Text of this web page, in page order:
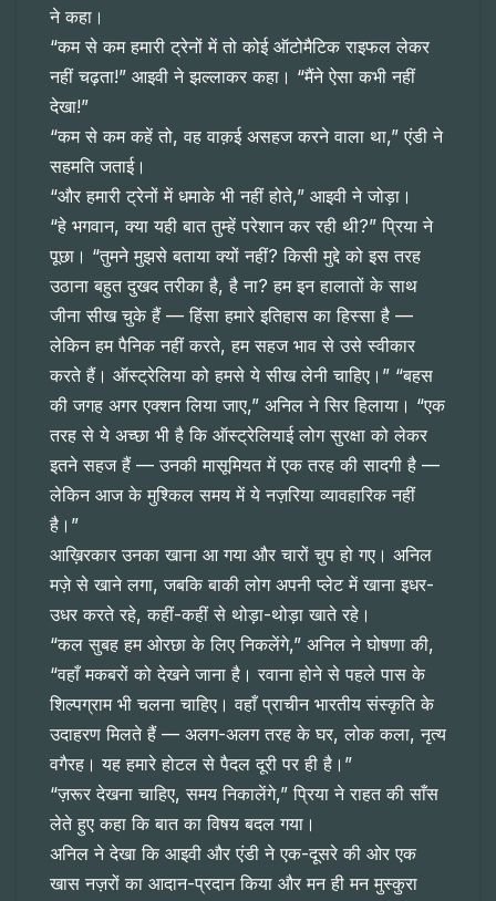
ने कहा।
“कम से कम हमारी ट्रेनों में तो कोई ऑटोमैटिक राइफल लेकर
नहीं चढ़ता!” आइवी ने झल्लाकर कहा। “मैंने ऐसा कभी नहीं
देखा!”
“कम से कम कहें तो, वह वाक़ई असहज करने वाला था,” एंडी ने
सहमति जताई।
“और हमारी ट्रेनों में धमाके भी नहीं होते,” आइवी ने जोड़ा।
“हे भगवान, क्या यही बात तुम्हें परेशान कर रही थी?” प्रिया ने
पूछा। “तुमने मुझसे बताया क्यों नहीं? किसी मुद्दे को इस तरह
उठाना बहुत दुखद तरीका है, है ना? हम इन हालातों के साथ
जीना सीख चुके हैं — हिंसा हमारे इतिहास का हिस्सा है —
लेकिन हम पैनिक नहीं करते, हम सहज भाव से उसे स्वीकार
करते हैं। ऑस्ट्रेलिया को हमसे ये सीख लेनी चाहिए।” “बहस
की जगह अगर एक्शन लिया जाए,” अनिल ने सिर हिलाया। “एक
तरह से ये अच्छा भी है कि ऑस्ट्रेलियाई लोग सुरक्षा को लेकर
इतने सहज हैं — उनकी मासूमियत में एक तरह की सादगी है —
लेकिन आज के मुश्किल समय में ये नज़रिया व्यावहारिक नहीं
है।”
आख़िरकार उनका खाना आ गया और चारों चुप हो गए। अनिल
मज़े से खाने लगा, जबकि बाकी लोग अपनी प्लेट में खाना इधर-
उधर करते रहे, कहीं-कहीं से थोड़ा-थोड़ा खाते रहे।
“कल सुबह हम ओरछा के लिए निकलेंगे,” अनिल ने घोषणा की,
“वहाँ मकबरों को देखने जाना है। रवाना होने से पहले पास के
शिल्पग्राम भी चलना चाहिए। वहाँ प्राचीन भारतीय संस्कृति के
उदाहरण मिलते हैं — अलग-अलग तरह के घर, लोक कला, नृत्य
वगैरह। यह हमारे होटल से पैदल दूरी पर ही है।”
“ज़रूर देखना चाहिए, समय निकालेंगे,” प्रिया ने राहत की साँस
लेते हुए कहा कि बात का विषय बदल गया।
अनिल ने देखा कि आइवी और एंडी ने एक-दूसरे की ओर एक
खास नज़रों का आदान-प्रदान किया और मन ही मन मुस्कुरा